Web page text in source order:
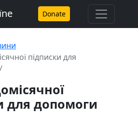
Donate
підписки для
для допомоги